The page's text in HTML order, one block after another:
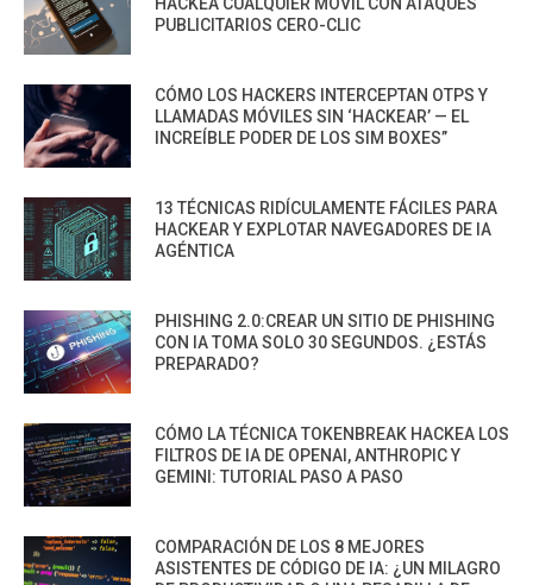
HACKEA CUALQUIER MÓVIL CON ATAQUES
PUBLICITARIOS CERO-CLIC
CÓMO LOS HACKERS INTERCEPTAN OTPS Y
LLAMADAS MÓVILES SIN ‘HACKEAR’ — EL
INCREÍBLE PODER DE LOS SIM BOXES”
13 TÉCNICAS RIDÍCULAMENTE FÁCILES PARA
HACKEAR Y EXPLOTAR NAVEGADORES DE IA
AGÉNTICA
PHISHING 2.0:CREAR UN SITIO DE PHISHING
CON IA TOMA SOLO 30 SEGUNDOS. ¿ESTÁS
PREPARADO?
CÓMO LA TÉCNICA TOKENBREAK HACKEA LOS
FILTROS DE IA DE OPENAI, ANTHROPIC Y
GEMINI: TUTORIAL PASO A PASO
COMPARACIÓN DE LOS 8 MEJORES
ASISTENTES DE CÓDIGO DE IA: ¿UN MILAGRO